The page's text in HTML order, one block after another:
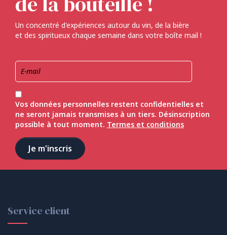
Un concentré d'expériences autour du vin, de la bière
et des spiritueux chaque semaine dans votre boîte mail !
Vos données personnelles restent confidentielles et
ne seront jamais transmises à un tiers. Désinscription
possible à tout moment. Termes et conditions
Service client